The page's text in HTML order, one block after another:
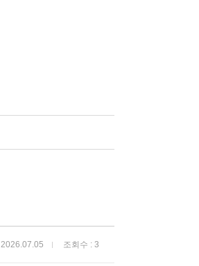
2026.07.05 조회수 : 3